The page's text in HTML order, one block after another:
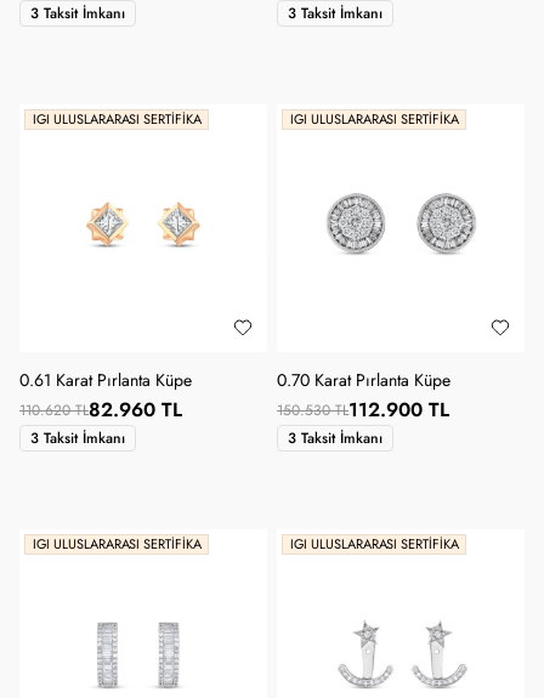
3 Taksit İmkanı 3 Taksit İmkanı
IGI ULUSLARARASI SERTIFIKA
0.61 Karat Pırlanta Küpe
110.620 TL82.960 TL
3 Taksit İmkanı
IGI ULUSLARARASI SERTIFIKA
0.70 Karat Pırlanta Küpe
150.530 TL112.900 TL
3 Taksit İmkanı
IGI ULUSLARARASI SERTIFIKA IGI ULUSLARARASI SERTIFIKA